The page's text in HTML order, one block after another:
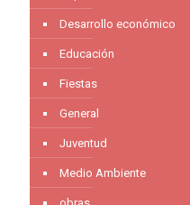
Desarrollo económico
Educación
Fiestas
General
Juventud
Medio Ambiente